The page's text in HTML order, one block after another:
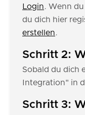
Login. Wenn
du dich hier
erstellen.
Schritt 2:
Sobald du dich
Integration" in
Schritt 3: